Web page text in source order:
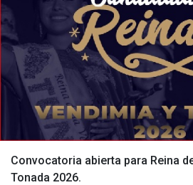
Convocatoria abierta para Reina
Tonada 2026.